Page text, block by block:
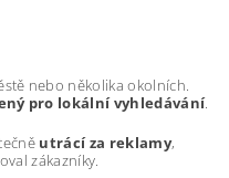
nebo několika okolních.
pro lokální vyhledávání.
utrácí za reklamy,
zákazníky.